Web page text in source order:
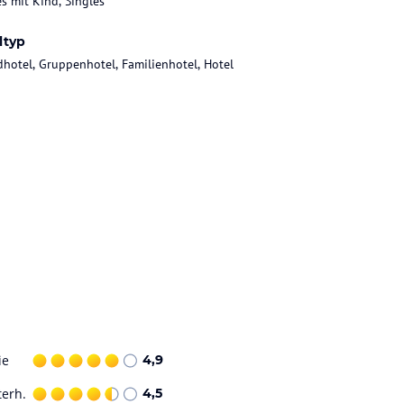
Gruppenhotel, Familienhotel, Hotel
4,9
4,5